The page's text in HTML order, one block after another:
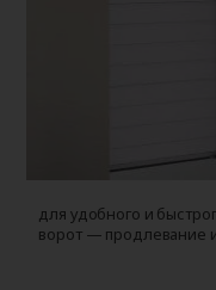
для удобного и
ворот — продлевание